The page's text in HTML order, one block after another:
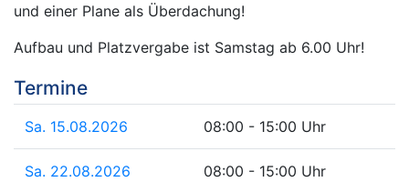
und einer Plane als Überdachung!
Aufbau und Platzvergabe ist Samstag ab 6.00 Uhr!
Termine
Sa. 15.08.2026 08:00 - 15:00 Uhr
Sa. 22.08.2026 08:00 - 15:00 Uhr